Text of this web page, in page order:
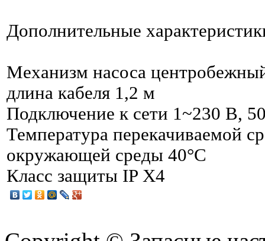
Дополнительные
Механизм насоса
длина кабеля 1,2 м
Подключение к сети 1~230 В,
Температура перекачиваемой
окружающей среды 40°С
Класс защиты IP Х4